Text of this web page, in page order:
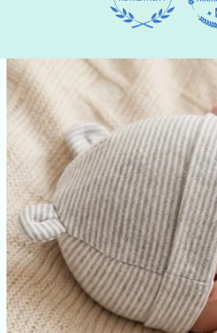
PASSER AUX
INFORMATIONS
PRODUITS